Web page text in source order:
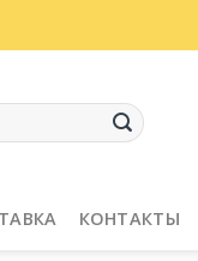
КОНТАКТЫ